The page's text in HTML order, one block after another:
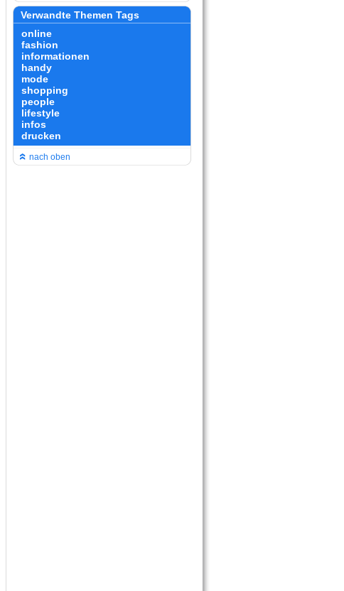
Verwandte Themen Tags
online
fashion
informationen
handy
mode
shopping
people
lifestyle
infos
drucken
nach oben